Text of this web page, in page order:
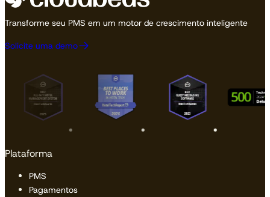
Transforme seu PMS em um motor de crescimento inteligente
Solicite uma demo
Plataforma
PMS
Pagamentos